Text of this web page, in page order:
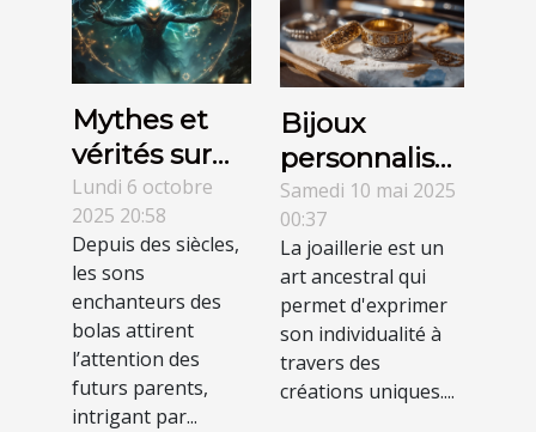
Mythes et
vérités sur
les effets des
sons de
bolas sur le
fœtus
Lundi 6 octobre
2025 20:58
Depuis des siècles,
les sons
enchanteurs des
bolas attirent
l’attention des
futurs parents,
intrigant par...
Bijoux
personnalisés
comment
créer des
pièces
uniques qui
racontent
votre histoire
Samedi 10 mai 2025
00:37
La joaillerie est un
art ancestral qui
permet d'exprimer
son individualité à
travers des
créations uniques....